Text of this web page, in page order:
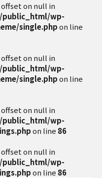
offset on null in
public_html/wp-
single.phpon line
offset on null in
public_html/wp-
single.phpon line
offset on null in
public_html/wp-
on line 86
offset on null in
public_html/wp-
on line 86